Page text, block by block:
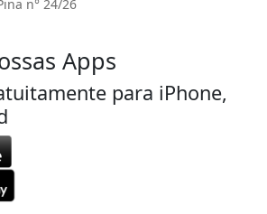
n° 24/26
Apps
para iPhone,